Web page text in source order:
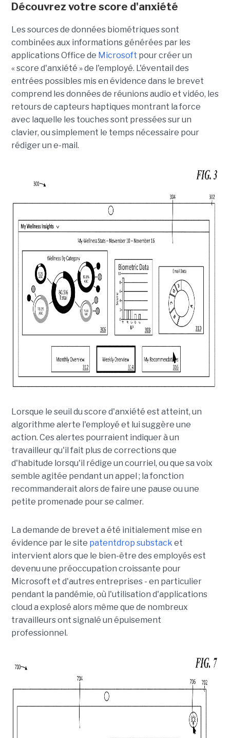
Découvrez votre score d'anxiété
Les sources de données biométriques sont
combinées aux informations générées par les
applications Office de Microsoft pour créer un
« score d'anxiété » de l'employé. L'éventail des
entrées possibles mis en évidence dans le brevet
comprend les données de réunions audio et vidéo, les
retours de capteurs haptiques montrant la force
avec laquelle les touches sont pressées sur un
clavier, ou simplement le temps nécessaire pour
rédiger un e-mail.
Lorsque le seuil du score d'anxiété est atteint, un
algorithme alerte l'employé et lui suggère une
action. Ces alertes pourraient indiquer à un
travailleur qu'il fait plus de corrections que
d'habitude lorsqu'il rédige un courriel, ou que sa voix
semble agitée pendant un appel ; la fonction
recommanderait alors de faire une pause ou une
petite promenade pour se calmer.
La demande de brevet a été initialement mise en
évidence par le site patentdrop substack et
intervient alors que le bien-être des employés est
devenu une préoccupation croissante pour
Microsoft et d'autres entreprises - en particulier
pendant la pandémie, où l'utilisation d'applications
cloud a explosé alors même que de nombreux
travailleurs ont signalé un épuisement
professionnel.